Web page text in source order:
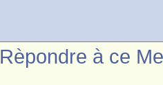
Rèpondre à ce